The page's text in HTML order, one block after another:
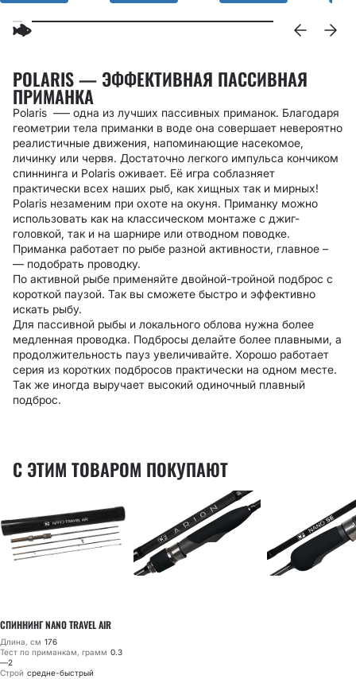
POLARIS — ЭФФЕКТИВНАЯ ПАССИВНАЯ
ПРИМАНКА
Polaris –— одна из лучших пассивных приманок. Благодаря
геометрии тела приманки в воде она совершает невероятно
реалистичные движения, напоминающие насекомое,
личинку или червя. Достаточно легкого импульса кончиком
спиннинга и Polaris оживает. Её игра соблазняет
практически всех наших рыб, как хищных так и мирных!
Polaris незаменим при охоте на окуня. Приманку можно
использовать как на классическом монтаже с джиг-
головкой, так и на шарнире или отводном поводке.
Приманка работает по рыбе разной активности, главное –
— подобрать проводку.
По активной рыбе применяйте двойной-тройной подброс с
короткой паузой. Так вы сможете быстро и эффективно
искать рыбу.
Для пассивной рыбы и локального облова нужна более
медленная проводка. Подбросы делайте более плавными, а
продолжительность пауз увеличивайте. Хорошо работает
серия из коротких подбросов практически на одном месте.
Так же иногда выручает высокий одиночный плавный
подброс.
С ЭТИМ ТОВАРОМ ПОКУПАЮТ
СПИННИНГ NANO TRAVEL AIR
Длина, см 176
Тест по приманкам, грамм 0.3
—2
Строй средне-быстрый